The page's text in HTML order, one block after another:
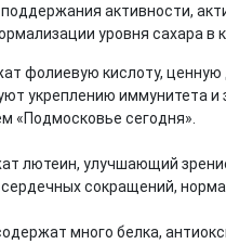
активности,
уровня сахара в
фолиевую кислоту,
укреплению иммунитета
«Подмосковье сегодня».
лютеин, улучшающий
сокращений,
много белка,